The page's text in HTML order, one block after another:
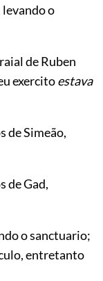
o
de Ruben
exercitoestava
de Simeão,
de Gad,
o sanctuario;
entretanto